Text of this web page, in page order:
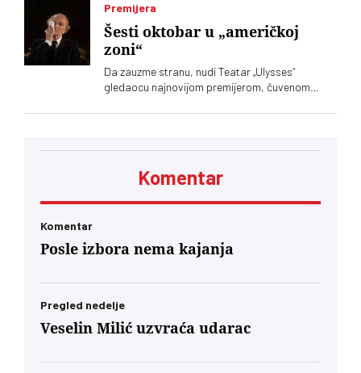
Premijera
Šesti oktobar u „američkoj
zoni“
Da zauzme stranu, nudi Teatar „Ulysses“
gledaocu najnovijom premijerom, čuvenom
režiji Lenke Udovički. Glume Svetozar Cvetković
Komentar
Komentar
Posle izbora nema kajanja
Pregled nedelje
Veselin Milić uzvraća udarac